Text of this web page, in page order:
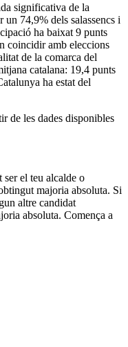
significativa de la
74,9% dels salassencs i
ha baixat 9 punts
coincidir amb eleccions
de la comarca del
catalana: 19,4 punts
ha estat del
de les dades disponibles
ser el teu alcalde o
majoria absoluta. Si
altre candidat
absoluta. Comença a